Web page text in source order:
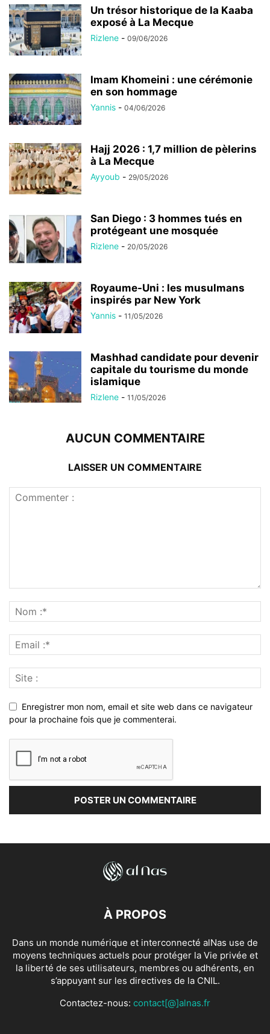
Un trésor historique de la Kaaba
exposé à La Mecque
Rizlene - 09/06/2026
Imam Khomeini : une cérémonie
en son hommage
Yannis - 04/06/2026
Hajj 2026 : 1,7 million de pèlerins
à La Mecque
Ayyoub - 29/05/2026
San Diego : 3 hommes tués en
protégeant une mosquée
Rizlene - 20/05/2026
Royaume-Uni : les musulmans
inspirés par New York
Yannis - 11/05/2026
Mashhad candidate pour devenir
capitale du tourisme du monde
islamique
Rizlene - 11/05/2026
AUCUN COMMENTAIRE
LAISSER UN COMMENTAIRE
Enregistrer mon nom, email et site web dans ce navigateur
pour la prochaine fois que je commenterai.
À PROPOS
Dans un monde numérique et interconnecté alNas use de
moyens techniques actuels pour protéger la Vie privée et
la liberté de ses utilisateurs, membres ou adhérents, en
s’appuyant sur les directives de la CNIL.
Contactez-nous: contact[@]alnas.fr